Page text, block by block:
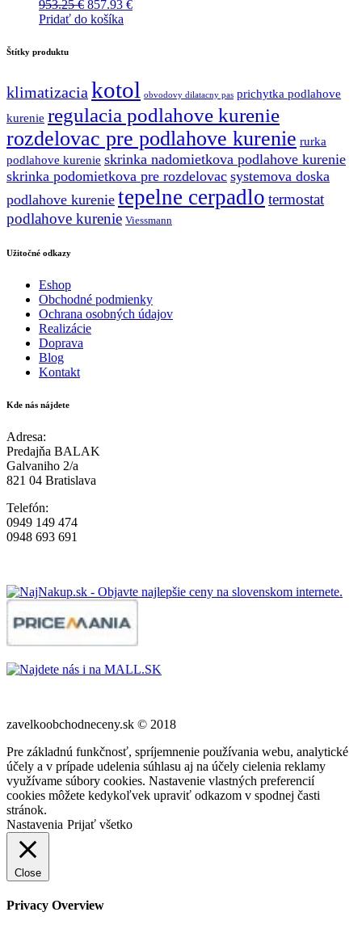
953.25€ Pôvodná
cena
857.93 €Aktuálna
Pridať do košíka
Štítky produktu
klimatizaciakotol obvodovy dilatacny pas prichytka podlahove
kurenie regulacia podlahove kurenie
rozdelovac pre podlahove kurenie rurka
podlahove kurenie skrinka nadomietkova podlahove kurenie
skrinka podomietkova pre rozdelovac systemova doska
podlahove kurenie tepelne cerpadlo termostat
podlahove kurenie Viessmann
Užitočné odkazy
Eshop
Obchodné podmienky
Ochrana osobných údajov
Realizácie
Doprava
Blog
Kontakt
Kde nás nájdete
Adresa:
Predajňa BALAK
Galvaniho 2/a
821 04 Bratislava
Telefón:
0949 149 474
0948 693 691
zavelkoobchodneceny.sk © 2018
Pre základnú funkčnosť, spríjemnenie používania webu, analytické
účely a v prípade udelenia súhlasu aj na účely cielenia reklamy
využívame súbory cookies. Nastavenie vlastných preferencií
cookies môžete kedykoľvek upraviť odkazom v spodnej časti
stránok.
Nastavenia Prijať všetko
Close
Privacy Overview